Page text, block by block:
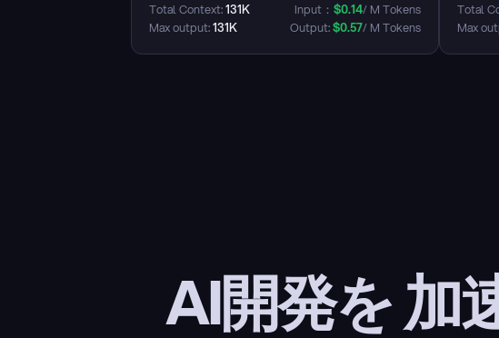
Total Context: 131K
Max output: 131K
Input： $0.14/ M Tokens
Output: $0.57/ M Tokens
Total
Max
AI開発を 加